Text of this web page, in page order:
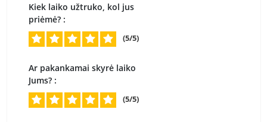
Kiek laiko užtruko, kol jus
priėmė? :
(5/5)
Ar pakankamai skyrė laiko
Jums? :
(5/5)